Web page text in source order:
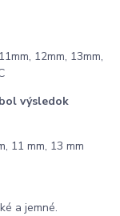
12mm, 13mm,
výsledok
11 mm, 13 mm
a jemné.